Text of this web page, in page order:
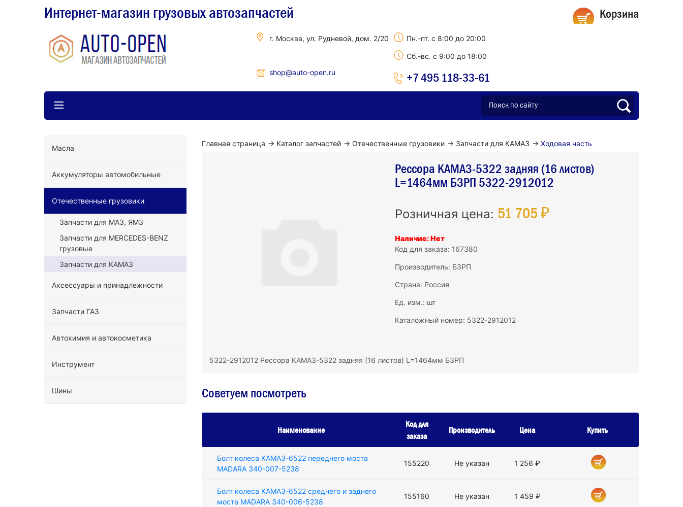
Интернет-магазин грузовых автозапчастей
г. Москва, ул. Рудневой, дом. 2/20
shop@auto-open.ru
Пн.-пт. с 8:00 до 20:00
Сб.-вс. с 9:00 до 18:00
+7 495 118-33-61
Корзина
Масла
Аккумуляторы автомобильные
Отечественные грузовики
Запчасти для МАЗ, ЯМЗ
Запчасти для MERCEDES-BENZ
грузовые
Запчасти для КАМАЗ
Аксессуары и принадлежности
Запчасти ГАЗ
Автохимия и автокосметика
Инструмент
Шины
Главная страница → Каталог запчастей → Отечественные грузовики → Запчасти для КАМАЗ → Ходовая часть
Рессора КАМАЗ-5322 задняя (16 листов)
L=1464мм БЗРП 5322-2912012
Розничная цена: 51 705 ₽
Наличие: Нет
Код для заказа: 167380
Производитель: БЗРП
Страна: Россия
Ед. изм.: шт
Каталожный номер: 5322-2912012
5322-2912012 Рессора КАМАЗ-5322 задняя (16 листов) L=1464мм БЗРП
Советуем посмотреть
Наименование
Код для
заказа
Производитель Цена Купить
Болт колеса КАМАЗ-6522 переднего моста
MADARA 340-007-5238
155220 Не указан 1 256 ₽
Болт колеса КАМАЗ-6522 среднего и заднего
моста MADARA 340-006-5238
155160 Не указан 1 459 ₽